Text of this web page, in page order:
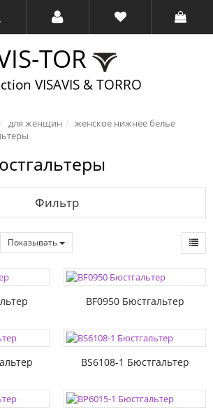
TOR
VISAVIS & TORRO
для женщин
женское нижнее белье
Фильтр
Показывать
BF0950 Бюстгальтер
BS6108-1 Бюстгальтер